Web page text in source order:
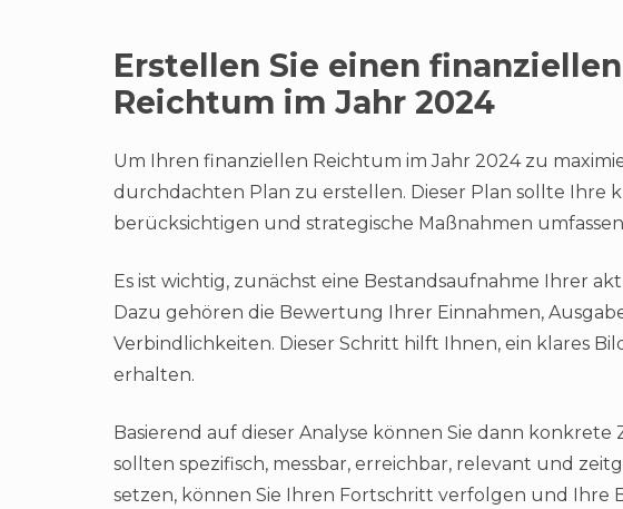
Erstellen Sie einen
Reichtum im Jahr 2024
Um Ihren finanziellen Reichtum im Jahr 2024 zu
durchdachten Plan zu erstellen. Dieser Plan sollte Ihre
berücksichtigen und strategische Maßnahmen
Es ist wichtig, zunächst eine Bestandsaufnahme Ihrer
Dazu gehören die Bewertung Ihrer Einnahmen,
Verbindlichkeiten. Dieser Schritt hilft Ihnen, ein klares
erhalten.
Basierend auf dieser Analyse können Sie dann konkrete
sollten spezifisch, messbar, erreichbar, relevant und
setzen, können Sie Ihren Fortschritt verfolgen und